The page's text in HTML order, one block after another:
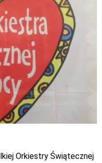
Orkiestry Świątecznej